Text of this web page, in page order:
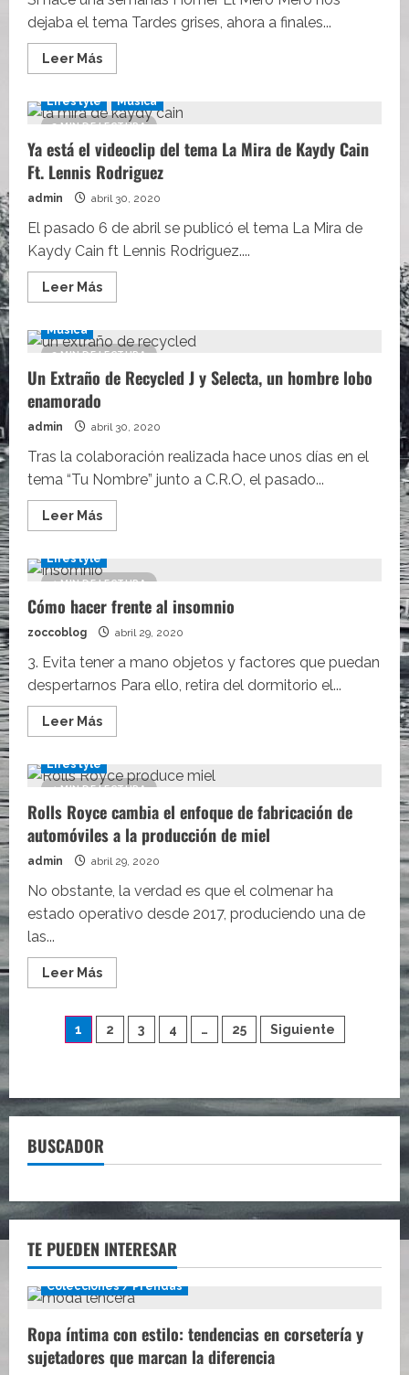
lado
de
Secretos
dejaba el tema Tardes grises, ahora a finales...
Leer MásLeer
más
PISTOLA$
de
El
Mero
Mero
Neo
estilo
gangster
3 MIN DE LECTURA
Lifestyle Música
Ya está el videoclip del tema La Mira de Kaydy Cain
Ft. Lennis Rodriguez
admin abril 30, 2020
El pasado 6 de abril se publicó el tema La Mira de
Kaydy Cain ft Lennis Rodriguez....
Leer MásLeer
más
Ya
está
videoclip
del
Mira
Kaydy
Cain
Ft.
Rodriguez
2 MIN DE LECTURA
Música
Un Extraño de Recycled J y Selecta, un hombre lobo
enamorado
admin abril 30, 2020
Tras la colaboración realizada hace unos días en el
tema “Tu Nombre” junto a C.R.O, el pasado...
Leer MásLeer
más
Un
Extraño
Recycled
J
y
Selecta,
hombre
lobo
enamorado
1 MIN DE LECTURA
Lifestyle
Cómo hacer frente al insomnio
zoccoblog abril 29, 2020
3. Evita tener a mano objetos y factores que puedan
despertarnos Para ello, retira del dormitorio el...
Leer MásLeer
más
Cómo
hacer
al
insomnio
1 MIN DE LECTURA
Lifestyle
Rolls Royce cambia el enfoque de fabricación de
automóviles a la producción de miel
admin abril 29, 2020
No obstante, la verdad es que el colmenar ha
estado operativo desde 2017, produciendo una de
las...
Leer MásLeer
más
Rolls
Royce
fabricación
de
a
la
producción
Paginación
entradas
1 2 3 4 … 25 Siguiente
BUSCADOR
TE PUEDEN INTERESAR
Colecciones / Prendas
Ropa íntima con estilo: tendencias en corsetería y
sujetadores que marcan la diferencia